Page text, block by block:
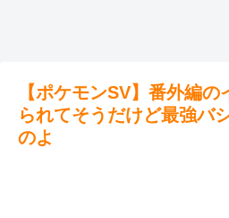
【ポケモンSV】番外編
られてそうだけど最強バ
のよ